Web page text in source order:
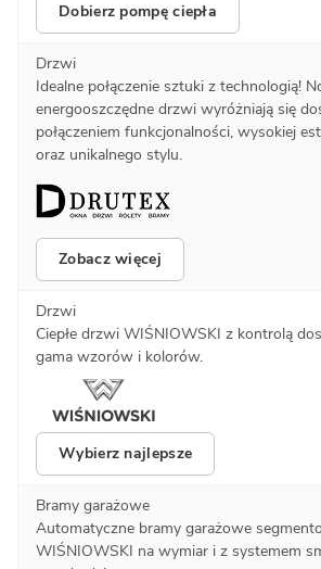
Dobierz pompę ciepła
Drzwi
Idealne połączenie sztuki z technologią!
energooszczędne drzwi wyróżniają się
połączeniem funkcjonalności, wysokiej
oraz unikalnego stylu.
Zobacz więcej
Drzwi
Ciepłe drzwi WIŚNIOWSKI z kontrolą
gama wzorów i kolorów.
Wybierz najlepsze
Bramy garażowe
Automatyczne bramy garażowe
WIŚNIOWSKI na wymiar i z systemem